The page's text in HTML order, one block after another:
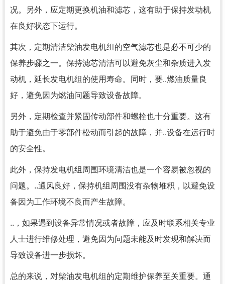
况。另外，应定期更换机油和滤芯，这有助于保持发动机
在良好状态下运行。
其次，定期清洁柴油发电机组的空气滤芯也是必不可少的
保养步骤之一。保持滤芯清洁可以避免灰尘和杂质进入发
动机，延长发电机组的使用寿命。同时，要..燃油质量良
好，避免因为燃油问题导致设备故障。
另外，定期检查并紧固传动部件和螺栓也十分重要。这有
助于避免由于零部件松动而引起的故障，并..设备在运行时
的安全性。
此外，保持发电机组周围环境清洁也是一个容易被忽视的
问题。..通风良好，保持机组周围没有杂物堆积，以避免设
备因为工作环境不良而产生故障。
..，如果遇到设备异常情况或者故障，应及时联系相关专业
人士进行维修处理，避免因为问题未能及时发现和解决而
导致设备进一步损坏。
总的来说，对柴油发电机组的定期维护保养至关重要。通